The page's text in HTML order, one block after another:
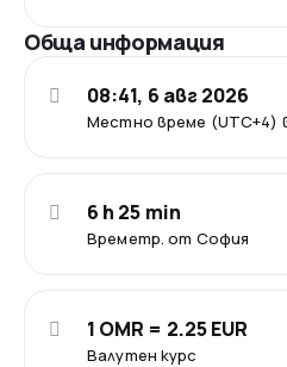
Обща информация
Местно време (UTC+4)
08:41, 6 авг 2026
Времетр. от София
6 h 25 min
Валутен курс
1 OMR = 2.25 EUR